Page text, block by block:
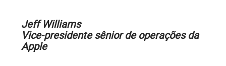
Jeff Williams
Vice-presidente sênior de operações da
Apple